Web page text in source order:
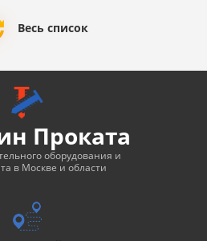
Весь список
Проката
оборудования и
в Москве и области